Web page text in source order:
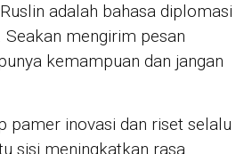
adalah bahasa diplomasi
Seakan mengirim pesan
kemampuan dan jangan
pamer inovasi dan riset selalu
sisi meningkatkan rasa